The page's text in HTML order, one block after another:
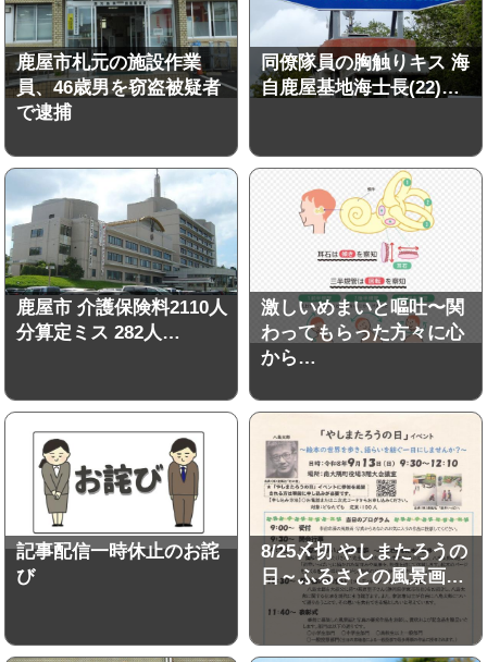
鹿屋市札元の施設作業
員、46歳男を窃盗被疑者
で逮捕
同僚隊員の胸触りキス 海
自鹿屋基地海士長(22)…
鹿屋市 介護保険料2110人
分算定ミス 282人…
激しいめまいと嘔吐〜関
わってもらった方々に心
から…
記事配信一時休止のお詫
び
8/25〆切 やしまたろうの
日～ふるさとの風景画…